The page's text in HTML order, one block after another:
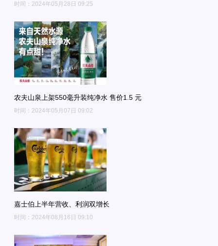
时间：2024年05月28日 09:25
农夫山泉上架550毫升装纯净水 售价1.5 元
时间：2024年05月07日 09:02
嘉士伯上半年营收、利润双增长
时间：2024年08月16日 09:10